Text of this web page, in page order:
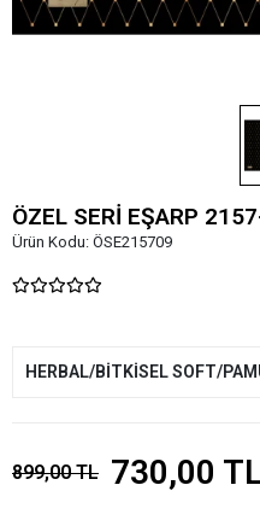
ÖZEL SERİ EŞARP
Ürün Kodu: ÖSE215709
HERBAL/BİTKİSEL SOFT/
899,00 TL 730,00